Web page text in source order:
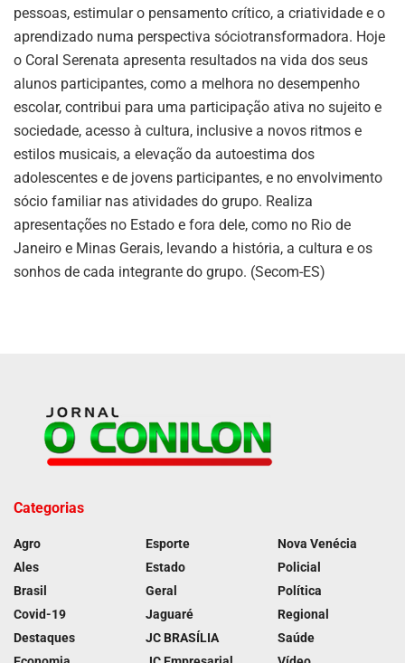
pessoas, estimular o pensamento crítico, a criatividade e o
aprendizado numa perspectiva sóciotransformadora. Hoje
o Coral Serenata apresenta resultados na vida dos seus
alunos participantes, como a melhora no desempenho
escolar, contribui para uma participação ativa no sujeito e
sociedade, acesso à cultura, inclusive a novos ritmos e
estilos musicais, a elevação da autoestima dos
adolescentes e de jovens participantes, e no envolvimento
sócio familiar nas atividades do grupo. Realiza
apresentações no Estado e fora dele, como no Rio de
Janeiro e Minas Gerais, levando a história, a cultura e os
sonhos de cada integrante do grupo. (Secom-ES)
Categorias
Agro
Ales
Brasil
Covid-19
Destaques
Esporte
Estado
Geral
Jaguaré
JC BRASÍLIA
Nova Venécia
Policial
Política
Regional
Saúde